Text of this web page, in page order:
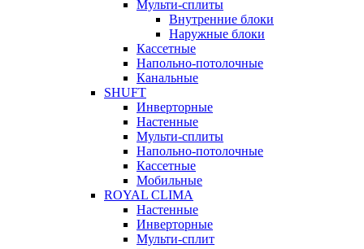
Мульти-сплиты
Внутренние блоки
Наружные блоки
Кассетные
Напольно-потолочные
Канальные
SHUFT
Инверторные
Настенные
Мульти-сплиты
Напольно-потолочные
Кассетные
Мобильные
ROYAL CLIMA
Настенные
Инверторные
Мульти-сплит